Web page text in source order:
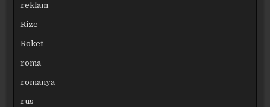
reklam
Rize
Roket
roma
romanya
rus